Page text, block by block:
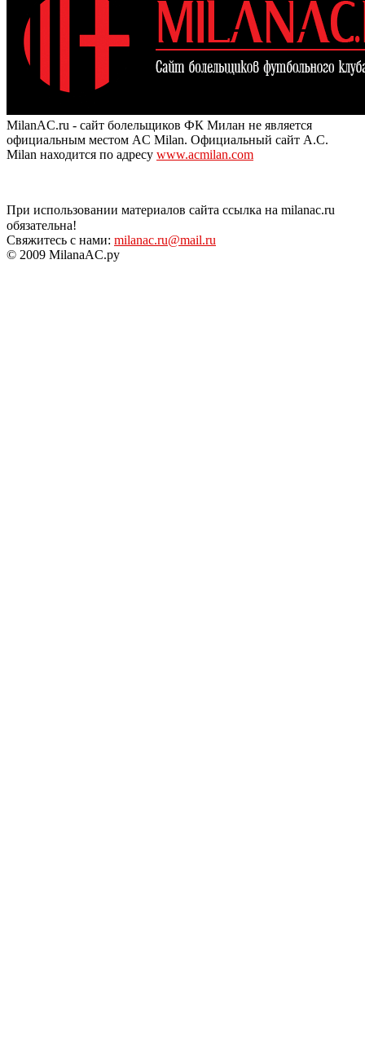
MilanAC.ru - сайт болельщиков ФК Милан не является
официальным местом AC Milan. Официальный сайт A.C.
Milan находится по адресу www.acmilan.com
При использовании материалов сайта ссылка на milanac.ru
обязательна!
Свяжитесь с нами: milanac.ru@mail.ru
© 2009 MilanaAC.ру